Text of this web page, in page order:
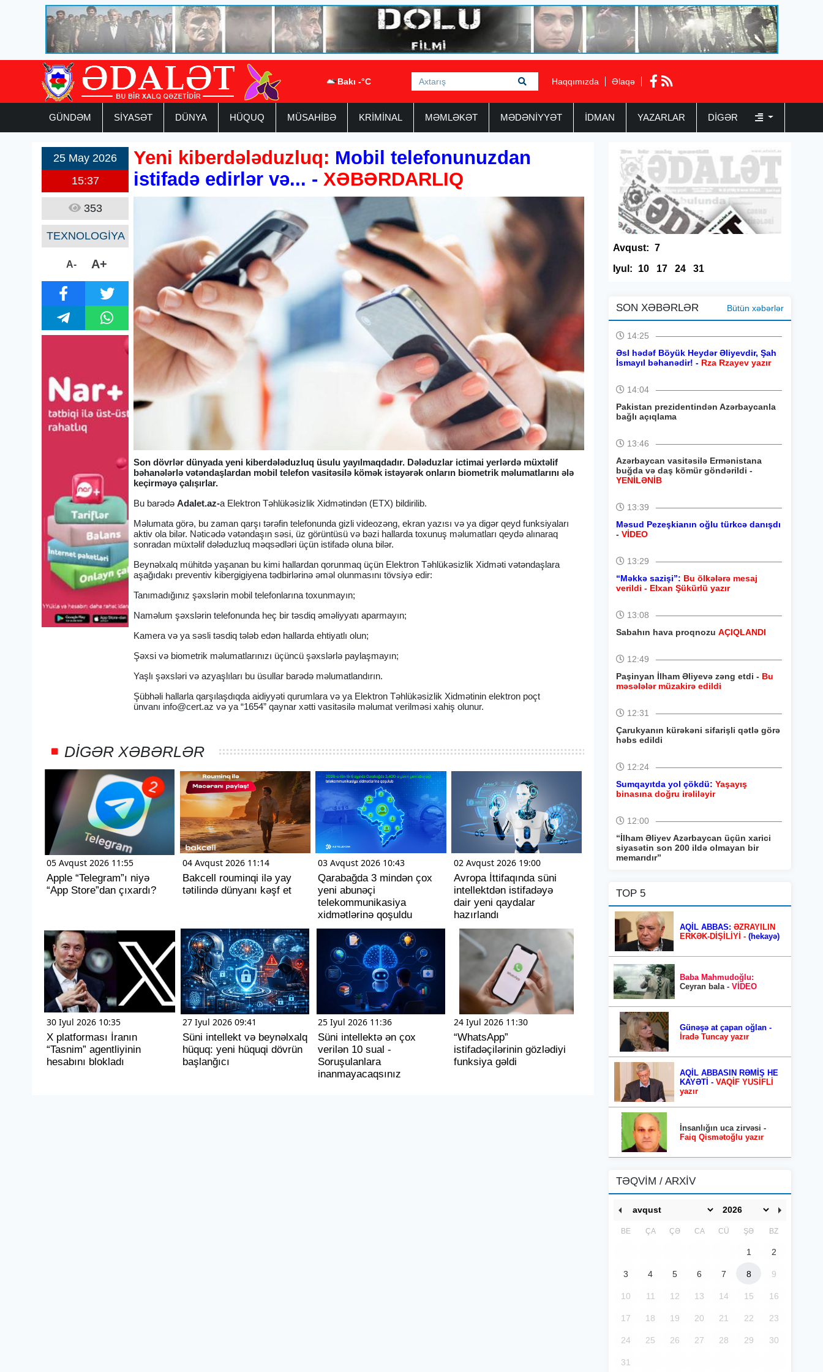
Bakı -°C Haqqımızda Əlaqə
GÜNDƏM SİYASƏT DÜNYA HÜQUQ MÜSAHİBƏ KRİMİNAL MƏMLƏKƏT MƏDƏNİYYƏT İDMAN YAZARLAR DIGƏR
25 May 2026
15:37
353
TEXNOLOGİYA
A- A+
Yeni kiberdələduzluq: Mobil telefonunuzdan
istifadə edirlər və... - XƏBƏRDARLIQ
Son dövrlər dünyada yeni kiberdələduzluq üsulu yayılmaqdadır. Dələduzlar ictimai yerlərdə müxtəlif
bəhanələrlə vətəndaşlardan mobil telefon vasitəsilə kömək istəyərək onların biometrik məlumatlarını ələ
keçirməyə çalışırlar.
Bu barədəAdalet.az-a Elektron Təhlükəsizlik Xidmətindən (ETX) bildirilib.
Məlumata görə, bu zaman qarşı tərəfin telefonunda gizli videozəng, ekran yazısı və ya digər qeyd funksiyaları
aktiv ola bilər. Nəticədə vətəndaşın səsi, üz görüntüsü və bəzi hallarda toxunuş məlumatları qeydə alınaraq
sonradan müxtəlif dələduzluq məqsədləri üçün istifadə oluna bilər.
Beynəlxalq mühitdə yaşanan bu kimi hallardan qorunmaq üçün Elektron Təhlükəsizlik Xidməti vətəndaşlara
aşağıdakı preventiv kibergigiyena tədbirlərinə əməl olunmasını tövsiyə edir:
Tanımadığınız şəxslərin mobil telefonlarına toxunmayın;
Naməlum şəxslərin telefonunda heç bir təsdiq əməliyyatı aparmayın;
Kamera və ya səsli təsdiq tələb edən hallarda ehtiyatlı olun;
Şəxsi və biometrik məlumatlarınızı üçüncü şəxslərlə paylaşmayın;
Yaşlı şəxsləri və azyaşlıları bu üsullar barədə məlumatlandırın.
Şübhəli hallarla qarşılaşdıqda aidiyyəti qurumlara və ya Elektron Təhlükəsizlik Xidmətinin elektron poçt
ünvanı info@cert.az və ya “1654” qaynar xətti vasitəsilə məlumat verilməsi xahiş olunur.
DIGƏR XƏBƏRLƏR
05 Avqust 2026 11:55
Apple “Telegram”ı niyə
“App Store”dan çıxardı?
04 Avqust 2026 11:14
Bakcell rouminqi ilə yay
tətilində dünyanı kəşf et
03 Avqust 2026 10:43
Qarabağda 3 mindən çox
yeni abunəçi
telekommunikasiya
xidmətlərinə qoşuldu
02 Avqust 2026 19:00
Avropa İttifaqında süni
intellektdən istifadəyə
dair yeni qaydalar
hazırlandı
30 Iyul 2026 10:35
X platforması İranın
“Tasnim” agentliyinin
hesabını blokladı
27 Iyul 2026 09:41
Süni intellekt və beynəlxalq
hüquq: yeni hüquqi dövrün
başlanğıcı
25 Iyul 2026 11:36
Süni intellektə ən çox
verilən 10 sual -
Soruşulanlara
inanmayacaqsınız
24 Iyul 2026 11:30
“WhatsApp”
istifadəçilərinin gözlədiyi
funksiya gəldi
Avqust: 7
Iyul:
10 17 24 31
SON XƏBƏRLƏR Bütün xəbərlər
14:25
Əsl hədəf Böyük Heydər Əliyevdir, Şah
İsmayıl bəhanədir! - Rza Rzayev yazır
14:04
Pakistan prezidentindən Azərbaycanla
bağlı açıqlama
13:46
Azərbaycan vasitəsilə Ermənistana
buğda və daş kömür göndərildi -
YENİLƏNİB
13:39
Məsud Pezeşkianın oğlu türkcə danışdı
- VİDEO
13:29
“Məkkə sazişi”: Bu ölkələrə mesaj
verildi - Elxan Şükürlü yazır
13:08
Sabahın hava proqnozu AÇIQLANDI
12:49
Paşinyan İlham Əliyevə zəng etdi - Bu
məsələlər müzakirə edildi
12:31
Çarukyanın kürəkəni sifarişli qətlə görə
həbs edildi
12:24
Sumqayıtda yol çökdü: Yaşayış
binasına doğru irəliləyir
12:00
“İlham Əliyev Azərbaycan üçün xarici
siyasətin son 200 ildə olmayan bir
memarıdır”
TOP 5
AQİL ABBAS: ƏZRAYILIN
ERKƏK-DİŞİLİYİ - (hekayə)
Baba Mahmudoğlu:
Ceyran bala - VİDEO
Günəşə at çapan oğlan -
İradə Tuncay yazır
AQİL ABBASIN RƏMİŞ HE
KAYƏTİ - VAQİF YUSİFLİ
yazır
İnsanlığın uca zirvəsi -
Faiq Qismətoğlu yazır
TƏQVİM / ARXİV
BE ÇA ÇƏ CA CÜ ŞƏ BZ
1 2
3 4 5 6 7 8 9
10 11 12 13 14 15 16
17 18 19 20 21 22 23
24 25 26 27 28 29 30
31